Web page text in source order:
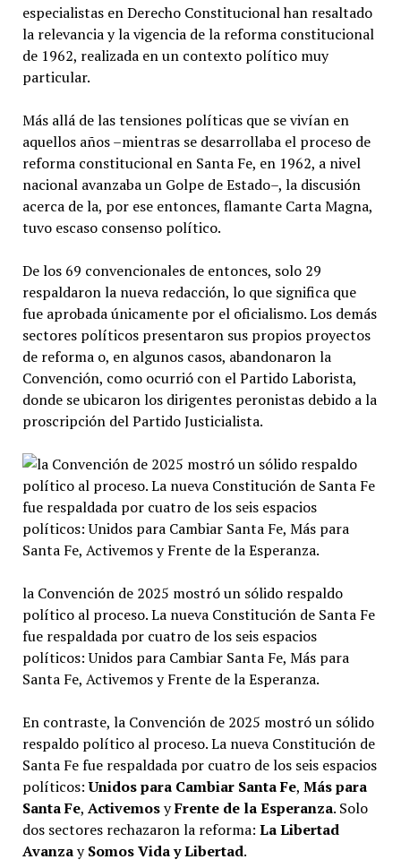
especialistas en Derecho Constitucional han resaltado
la relevancia y la vigencia de la reforma constitucional
de 1962, realizada en un contexto político muy
particular.
Más allá de las tensiones políticas que se vivían en
aquellos años –mientras se desarrollaba el proceso de
reforma constitucional en Santa Fe, en 1962, a nivel
nacional avanzaba un Golpe de Estado–, la discusión
acerca de la, por ese entonces, flamante Carta Magna,
tuvo escaso consenso político.
De los 69 convencionales de entonces, solo 29
respaldaron la nueva redacción, lo que significa que
fue aprobada únicamente por el oficialismo. Los demás
sectores políticos presentaron sus propios proyectos
de reforma o, en algunos casos, abandonaron la
Convención, como ocurrió con el Partido Laborista,
donde se ubicaron los dirigentes peronistas debido a la
proscripción del Partido Justicialista.
la Convención de 2025 mostró un sólido respaldo
político al proceso. La nueva Constitución de Santa Fe
fue respaldada por cuatro de los seis espacios
políticos: Unidos para Cambiar Santa Fe, Más para
Santa Fe, Activemos y Frente de la Esperanza.
En contraste, la Convención de 2025 mostró un sólido
respaldo político al proceso. La nueva Constitución de
Santa Fe fue respaldada por cuatro de los seis espacios
políticos:Unidos para Cambiar Santa Fe, Más para
Santa Fe, ActivemosyFrente de la Esperanza. Solo
dos sectores rechazaron la reforma: La Libertad
AvanzaySomos Vida y Libertad.